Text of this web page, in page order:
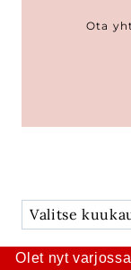
Ota
Olet nyt